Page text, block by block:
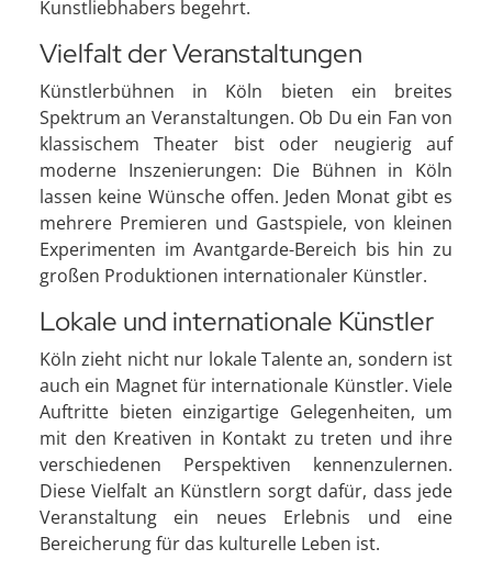
Kunstliebhabers begehrt.
Vielfalt der Veranstaltungen
Künstlerbühnen in Köln bieten ein breites
Spektrum an Veranstaltungen. Ob Du ein Fan von
klassischem Theater bist oder neugierig auf
moderne Inszenierungen: Die Bühnen in Köln
lassen keine Wünsche offen. Jeden Monat gibt es
mehrere Premieren und Gastspiele, von kleinen
Experimenten im Avantgarde-Bereich bis hin zu
großen Produktionen internationaler Künstler.
Lokale und internationale Künstler
Köln zieht nicht nur lokale Talente an, sondern ist
auch ein Magnet für internationale Künstler. Viele
Auftritte bieten einzigartige Gelegenheiten, um
mit den Kreativen in Kontakt zu treten und ihre
verschiedenen Perspektiven kennenzulernen.
Diese Vielfalt an Künstlern sorgt dafür, dass jede
Veranstaltung ein neues Erlebnis und eine
Bereicherung für das kulturelle Leben ist.